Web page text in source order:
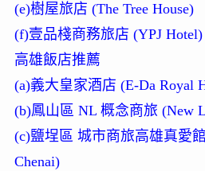
(e)樹屋旅店 (The Tree House)
(f)壹品棧商務旅店 (YPJ Hotel)
高雄飯店推薦
(a)義大皇家酒店 (E-Da Royal
(b)鳳山區 NL 概念商旅 (New
(c)鹽埕區 城市商旅高雄真愛
Chenai)